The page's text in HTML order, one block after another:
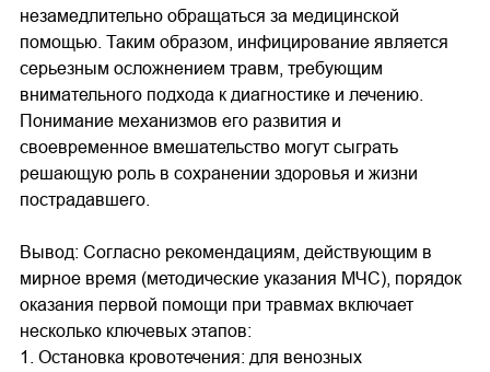
незамедлительно обращаться за медицинской
помощью. Таким образом, инфицирование является
серьезным осложнением травм, требующим
внимательного подхода к диагностике и лечению.
Понимание механизмов его развития и
своевременное вмешательство могут сыграть
решающую роль в сохранении здоровья и жизни
пострадавшего.
Вывод: Согласно рекомендациям, действующим в
мирное время (методические указания МЧС), порядок
оказания первой помощи при травмах включает
несколько ключевых этапов:
1. Остановка кровотечения: для венозных